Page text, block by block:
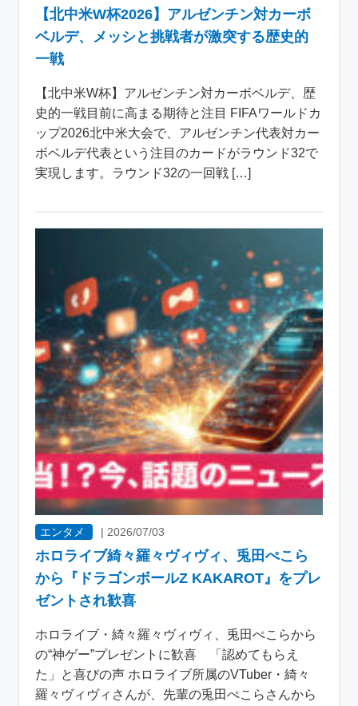
【北中米W杯2026】アルゼンチン対カーボ
ベルデ、メッシと挑戦者が激突する歴史的
一戦
【北中米W杯】アルゼンチン対カーボベルデ、歴
史的一戦目前に高まる期待と注目 FIFAワールドカ
ップ2026北中米大会で、アルゼンチン代表対カー
ボベルデ代表という注目のカードがラウンド32で
実現します。ラウンド32の一回戦 […]
エンタメ | 2026/07/03
ホロライブ綺々羅々ヴィヴィ、兎田ぺこら
から『ドラゴンボールZ KAKAROT』をプレ
ゼントされ歓喜
ホロライブ・綺々羅々ヴィヴィ、兎田ぺこらから
の“神ゲー”プレゼントに歓喜 「認めてもらえ
た」と喜びの声 ホロライブ所属のVTuber・綺々
羅々ヴィヴィさんが、先輩の兎田ぺこらさんから